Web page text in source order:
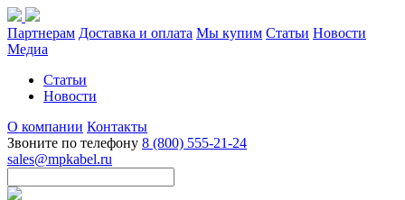
Партнерам Доставка и оплата Мы купим Статьи Новости
Медиа
Статьи
Новости
О компании Контакты
Звоните по телефону 8 (800) 555-21-24
sales@mpkabel.ru